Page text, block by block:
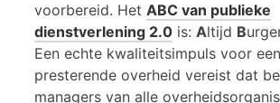
voorbereid. Het ABC van publieke
dienstverlening 2.0 is: Altijd B
Een echte kwaliteitsimpuls voor
presterende overheid vereist dat
managers van alle